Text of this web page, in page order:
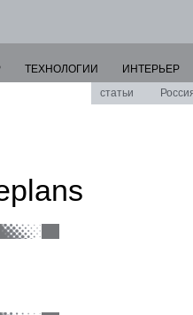
ТЕХНОЛОГИИ
ИНТЕРЬЕР
статьи